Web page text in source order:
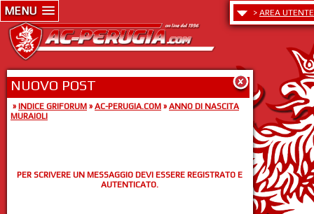
MENU > AREA UTENTE
NUOVO POST
» INDICE GRIFORUM » AC-PERUGIA.COM » ANNO DI NASCITA
MURAIOLI
PER SCRIVERE UN MESSAGGIO DEVI ESSERE REGISTRATO E
AUTENTICATO.